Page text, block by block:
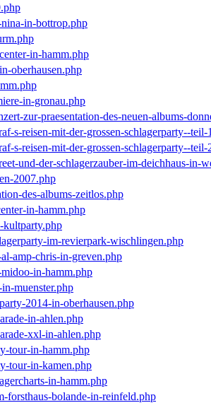
in-bottrop.php
in-hamm.php
oberhausen.php
in-gronau.php
zur-praesentation-des-neuen-albums-
s-reisen-mit-der-grossen-schlagerparty--teil-
s-reisen-mit-der-grossen-schlagerparty--teil-
und-der-schlagerzauber-im-deichhaus-in-
2007.php
des-albums-zeitlos.php
in-hamm.php
kultparty.php
im-revierpark-wischlingen.php
amp-chris-in-greven.php
in-hamm.php
muenster.php
2014-in-oberhausen.php
in-ahlen.php
xxl-in-ahlen.php
tour-in-hamm.php
tour-in-kamen.php
in-hamm.php
forsthaus-bolande-in-reinfeld.php